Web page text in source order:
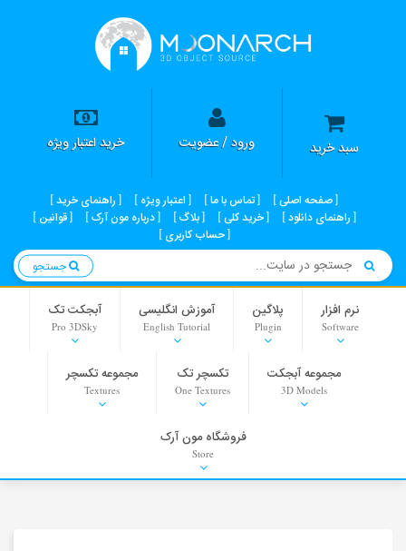
سبد خرید ورود / عضویت خرید اعتبار ویژه
صفحه اصلی تماس با ما اعتبار ویژه
راهنمای خرید
راهنمای دانلود
خرید کلی بلاگ درباره مون آرک
قوانین
حساب کاربری
نرم افزار
Software
پلاگین
Plugin
آموزش انگلیسی
English Tutorial
آبجکت تک
Pro 3DSky
مجموعه آبجکت
3D Models
تکسچر تک
One Textures
مجموعه تکسچر
Textures
PNG-PSD
فروشگاه مون آرک
Store